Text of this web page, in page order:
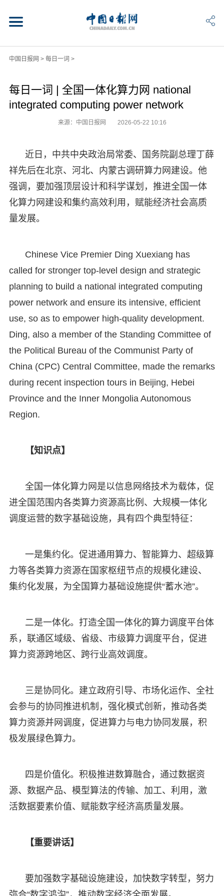
中国日报网 > 每日一词 >
每日一词 | 全国一体化算力网 national
integrated computing power network
来源：中国日报网 2026-05-22 10:16
近日，中共中央政治局常委、国务院副总理丁薛
祥先后在北京、河北、内蒙古调研算力网建设。他
强调，要加强顶层设计和科学谋划，推进全国一体
化算力网建设和集约高效利用，赋能经济社会高质
量发展。
Chinese Vice Premier Ding Xuexiang has
called for stronger top-level design and strategic
planning to build a national integrated computing
power network and ensure its intensive, efficient
use, so as to empower high-quality development.
Ding, also a member of the Standing Committee of
the Political Bureau of the Communist Party of
China (CPC) Central Committee, made the remarks
during recent inspection tours in Beijing, Hebei
Province and the Inner Mongolia Autonomous
Region.
【知识点】
全国一体化算力网是以信息网络技术为载体，促
进全国范围内各类算力资源高比例、大规模一体化
调度运营的数字基础设施，具有四个典型特征：
一是集约化。促进通用算力、智能算力、超级算
力等各类算力资源在国家枢纽节点的规模化建设、
集约化发展，为全国算力基础设施提供“蓄水池”。
二是一体化。打造全国一体化的算力调度平台体
系，联通区域级、省级、市级算力调度平台，促进
算力资源跨地区、跨行业高效调度。
三是协同化。建立政府引导、市场化运作、全社
会参与的协同推进机制，强化模式创新，推动各类
算力资源并网调度，促进算力与电力协同发展，积
极发展绿色算力。
四是价值化。积极推进数算融合，通过数据资
源、数据产品、模型算法的传输、加工、利用，激
活数据要素价值、赋能数字经济高质量发展。
【重要讲话】
要加强数字基础设施建设，加快数字转型，努力